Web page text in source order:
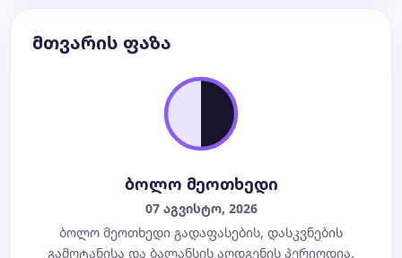
მთვარის ფაზა
ბოლო მეოთხედი
07 აგვისტო, 2026
ბოლო მეოთხედი გადაფასების, დასკვნების
გამოტანისა და ბალანსის აღდგენის პერიოდია.